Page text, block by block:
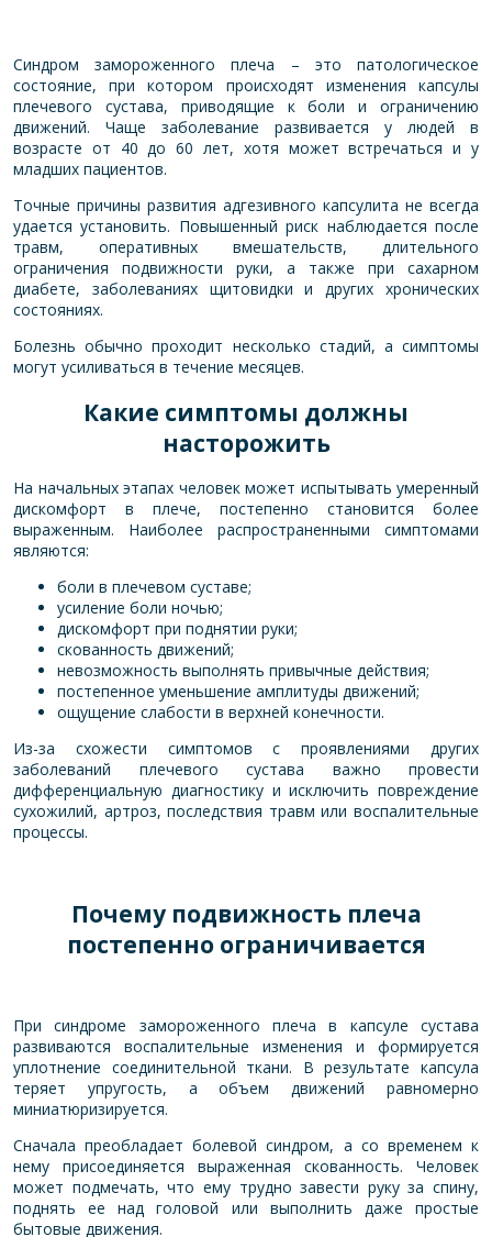
Синдром замороженного плеча – это патологическое
состояние, при котором происходят изменения капсулы
плечевого сустава, приводящие к боли и ограничению
движений. Чаще заболевание развивается у людей в
возрасте от 40 до 60 лет, хотя может встречаться и у
младших пациентов.
Точные причины развития адгезивного капсулита не всегда
удается установить. Повышенный риск наблюдается после
травм, оперативных вмешательств, длительного
ограничения подвижности руки, а также при сахарном
диабете, заболеваниях щитовидки и других хронических
состояниях.
Болезнь обычно проходит несколько стадий, а симптомы
могут усиливаться в течение месяцев.
Какие симптомы должны
насторожить
На начальных этапах человек может испытывать умеренный
дискомфорт в плече, постепенно становится более
выраженным. Наиболее распространенными симптомами
являются:
боли в плечевом суставе;
усиление боли ночью;
дискомфорт при поднятии руки;
скованность движений;
невозможность выполнять привычные действия;
постепенное уменьшение амплитуды движений;
ощущение слабости в верхней конечности.
Из-за схожести симптомов с проявлениями других
заболеваний плечевого сустава важно провести
дифференциальную диагностику и исключить повреждение
сухожилий, артроз, последствия травм или воспалительные
процессы.
Почему подвижность плеча
постепенно ограничивается
При синдроме замороженного плеча в капсуле сустава
развиваются воспалительные изменения и формируется
уплотнение соединительной ткани. В результате капсула
теряет упругость, а объем движений равномерно
миниатюризируется.
Сначала преобладает болевой синдром, а со временем к
нему присоединяется выраженная скованность. Человек
может подмечать, что ему трудно завести руку за спину,
поднять ее над головой или выполнить даже простые
бытовые движения.